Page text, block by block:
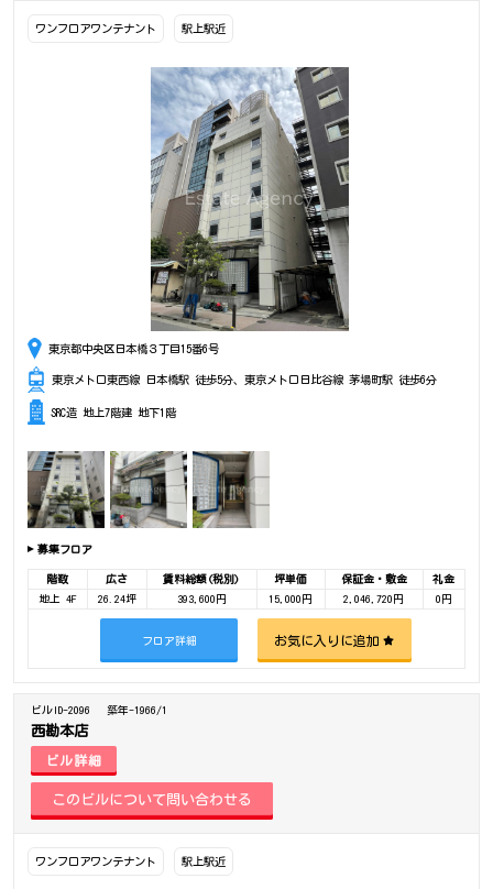
ワンフロアワンテナント 駅上駅近
東京都中央区日本橋３丁目15番6号
東京メトロ東西線 日本橋駅 徒歩5分、東京メトロ日比谷線 茅場町駅 徒歩6分
SRC造 地上7階建 地下1階
募集フロア
階数 広さ 賃料総額(税別) 坪単価 保証金・敷金
礼金
地上 4F
26.24坪 393,600円 15,000円 2,046,720円 0円
フロア詳細 お気に入りに追加
ビルID-2096 築年-1966/1
西勘本店
ビル詳細
ワンフロアワンテナント 駅上駅近